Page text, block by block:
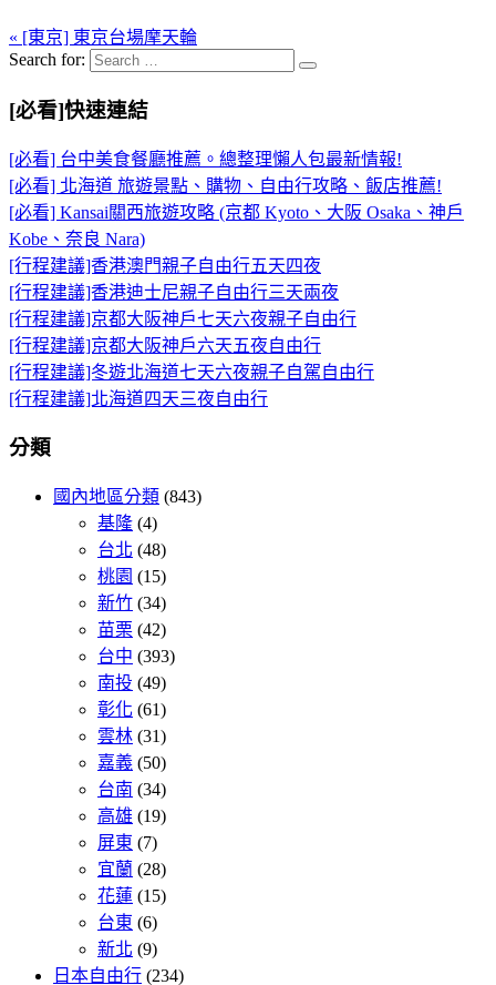
« [東京] 東京台場摩天輪
Search for:
[必看]快速連結
[必看] 台中美食餐廳推薦。總整理懶人包最新情報!
[必看] 北海道 旅遊景點、購物、自由行攻略、飯店推薦!
[必看] Kansai關西旅遊攻略 (京都 Kyoto、大阪 Osaka、神戶
Kobe、奈良 Nara)
[行程建議]香港澳門親子自由行五天四夜
[行程建議]香港迪士尼親子自由行三天兩夜
[行程建議]京都大阪神戶七天六夜親子自由行
[行程建議]京都大阪神戶六天五夜自由行
[行程建議]冬遊北海道七天六夜親子自駕自由行
[行程建議]北海道四天三夜自由行
分類
國內地區分類 (843)
基隆 (4)
台北 (48)
桃園 (15)
新竹 (34)
苗栗 (42)
台中 (393)
南投 (49)
彰化 (61)
雲林 (31)
嘉義 (50)
台南 (34)
高雄 (19)
屏東 (7)
宜蘭 (28)
花蓮 (15)
台東 (6)
新北 (9)
日本自由行 (234)